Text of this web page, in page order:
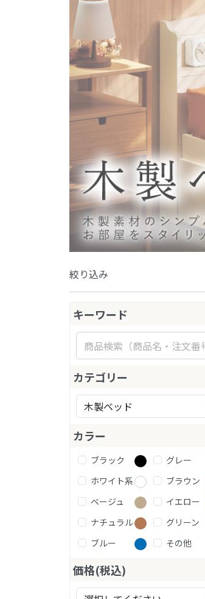
絞り込み
キーワード
カテゴリー
カラー
ブラック
グレー
ホワイト系
ブラウン
ベージュ
イエロー
ナチュラル
グリーン
ブルー
その他
価格(税込)